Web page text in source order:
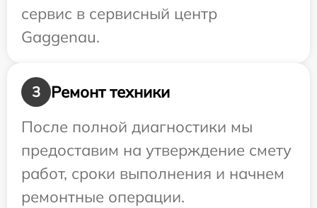
сервис в сервисный центр
Gaggenau.
3
Ремонт техники
После полной диагностики мы
предоставим на утверждение смету
работ, сроки выполнения и начнем
ремонтные операции.